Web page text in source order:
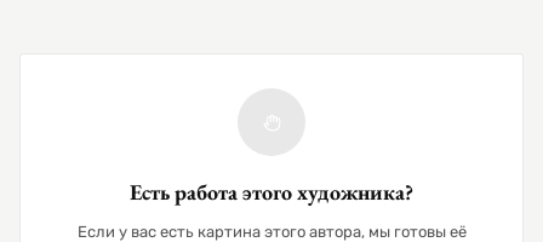
Есть работа этого художника?
Если у вас есть картина этого автора, мы готовы её